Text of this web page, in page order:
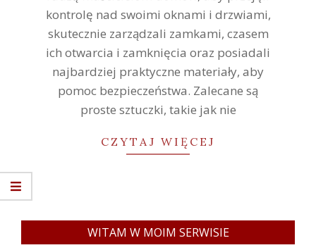
kontrolę nad swoimi oknami i drzwiami,
skutecznie zarządzali zamkami, czasem
ich otwarcia i zamknięcia oraz posiadali
najbardziej praktyczne materiały, aby
pomoc bezpieczeństwa. Zalecane są
proste sztuczki, takie jak nie
CZYTAJ WIĘCEJ
WITAM W MOIM SERWISIE